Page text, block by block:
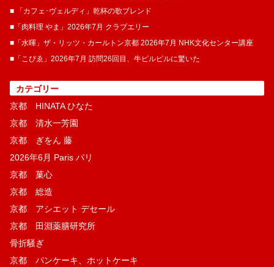
■ 「カフェ･ヴェルディ」乾杯の歌ブレンド
■「肉料理 やま」2026年7月 クラブエリー
■「水暉」ザ・リッツ・カールトン京都 2026年7月 NHK文化センター講座
■「こぴゑ」2026年7月 訪問26回目、牛ピルピルに驚いた
カテゴリー
京都 HINATA ひなた
京都 清水一芳園
京都 ぎをん 藤
2026年6月 Paris パリ
京都 菓​心
京都 総造
京都 アシエット デセール
京都 田淵薬膳研究所
骨折騒ぎ
京都 パンケーキ、ホットケーキ